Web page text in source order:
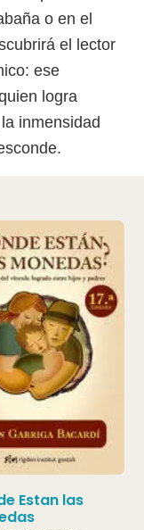
o en el
el lector
ese
logra
inmensidad
Estan las